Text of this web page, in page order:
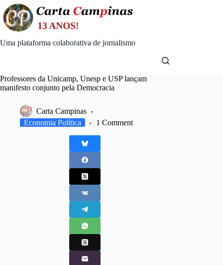
Skip
to
content
Uma plataforma colaborativa de jornalismo
Professores da Unicamp, Unesp e USP lançam
manifesto conjunto pela Democracia
Carta Campinas
Economia Política
1 Comment